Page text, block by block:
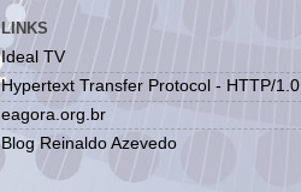
LINKS
Ideal TV
Hypertext Transfer Protocol - HTTP/1.0
eagora.org.br
Blog Reinaldo Azevedo